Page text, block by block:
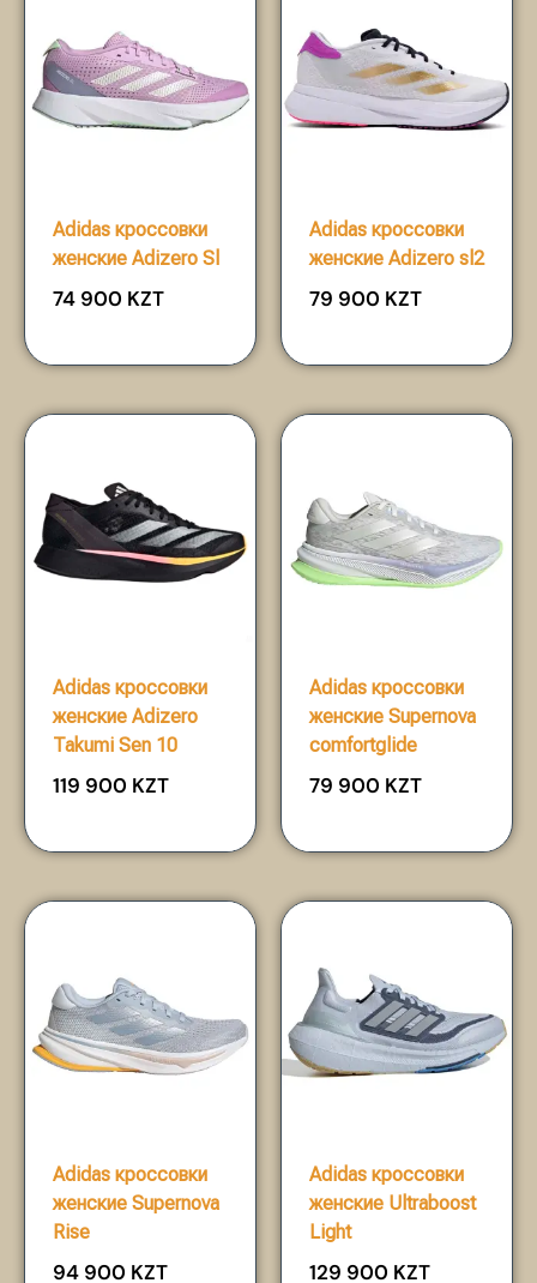
Adidas кроссовки
женские Adizero Sl
74 900 KZT
Adidas кроссовки
женские Adizero sl2
79 900 KZT
Adidas кроссовки
женские Adizero
Takumi Sen 10
119 900 KZT
Adidas кроссовки
женские Supernova
comfortglide
79 900 KZT
Adidas кроссовки
женские Supernova
Rise
94 900 KZT
Adidas кроссовки
женские Ultraboost
Light
129 900 KZT